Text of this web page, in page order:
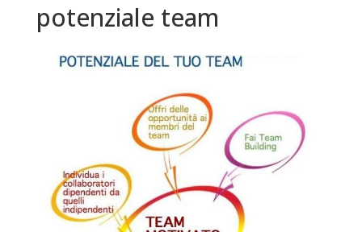
potenziale team